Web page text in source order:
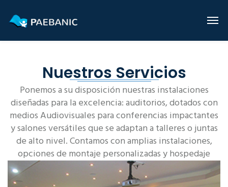
Nuestros Servicios
Ponemos a su disposición nuestras instalaciones
diseñadas para la excelencia: auditorios, dotados con
medios Audiovisuales para conferencias impactantes
y salones versátiles que se adaptan a talleres o juntas
de alto nivel. Contamos con amplias instalaciones,
opciones de montaje personalizadas y hospedaje